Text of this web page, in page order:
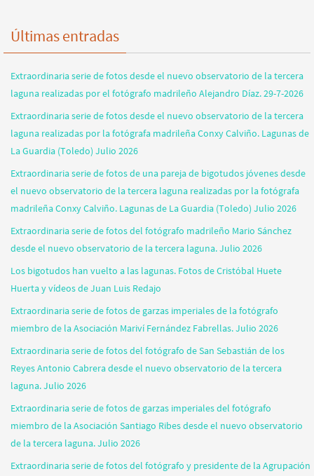
Últimas entradas
Extraordinaria serie de fotos desde el nuevo observatorio de la tercera
laguna realizadas por el fotógrafo madrileño Alejandro Díaz. 29-7-2026
Extraordinaria serie de fotos desde el nuevo observatorio de la tercera
laguna realizadas por la fotógrafa madrileña Conxy Calviño. Lagunas de
La Guardia (Toledo) Julio 2026
Extraordinaria serie de fotos de una pareja de bigotudos jóvenes desde
el nuevo observatorio de la tercera laguna realizadas por la fotógrafa
madrileña Conxy Calviño. Lagunas de La Guardia (Toledo) Julio 2026
Extraordinaria serie de fotos del fotógrafo madrileño Mario Sánchez
desde el nuevo observatorio de la tercera laguna. Julio 2026
Los bigotudos han vuelto a las lagunas. Fotos de Cristóbal Huete
Huerta y vídeos de Juan Luis Redajo
Extraordinaria serie de fotos de garzas imperiales de la fotógrafo
miembro de la Asociación Mariví Fernández Fabrellas. Julio 2026
Extraordinaria serie de fotos del fotógrafo de San Sebastián de los
Reyes Antonio Cabrera desde el nuevo observatorio de la tercera
laguna. Julio 2026
Extraordinaria serie de fotos de garzas imperiales del fotógrafo
miembro de la Asociación Santiago Ribes desde el nuevo observatorio
de la tercera laguna. Julio 2026
Extraordinaria serie de fotos del fotógrafo y presidente de la Agrupación